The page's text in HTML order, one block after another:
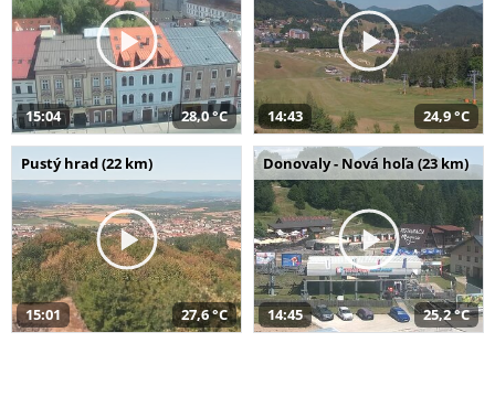
15:04 28,0 °C 14:43 24,9 °C
Pustý hrad (22 km)
15:01 27,6 °C
Donovaly - Nová hoľa (23 km)
14:45 25,2 °C